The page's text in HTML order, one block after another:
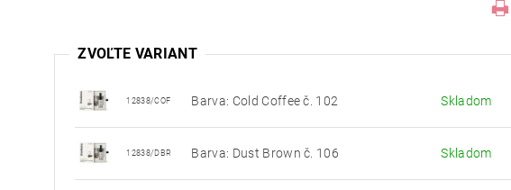
ZVOĽTE VARIANT
12838/COF Barva: Cold Coffee č. 102 Skladom
12838/DBR Barva: Dust Brown č. 106 Skladom